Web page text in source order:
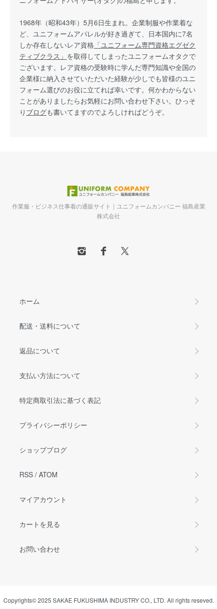
1968年（昭和43年）5月6日生まれ。企業制服や作業着な
ど、ユニフォームアパレルが好き過ぎて、日本国内に7名
しか存在しないレア資格 「ユニフォーム専門資格エグゼク
ティブクラス」 を取得してしまったユニフォームオタクで
ございます。レア資格の受験時に学んだ専門知識や全国の
企業様に納入させていただいた経験が少しでも皆様のユニ
フォーム選びのお役に立てれば幸いです。何かわからない
ことがありましたらお気軽にお問い合わせ下さい。ひっそ
り ブログも書いてますのでよろしければどうぞ。
作業服・ビジネス仕事着の通販サイト｜ユニフォームカンパニー 福島産業
株式会社
ホーム
配送・送料について
返品について
支払い方法について
特定商取引法に基づく表記
プライバシーポリシー
ショップブログ
RSS / ATOM
マイアカウント
カートを見る
お問い合わせ
Copyrights© 2025 SAKAE FUKUSHIMA INDUSTRY CO., LTD. All rights reseved.